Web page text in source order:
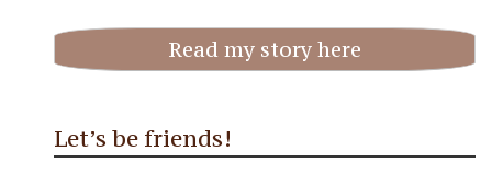
Read my story here
Let’s be friends!